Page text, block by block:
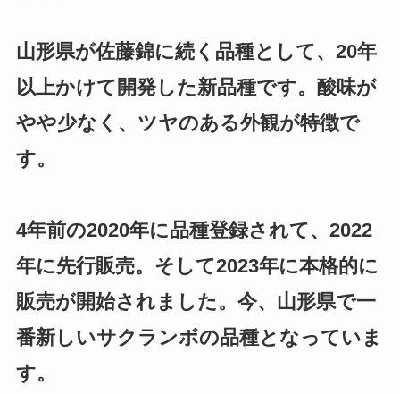
山形県が佐藤錦に続く品種として、20年
以上かけて開発した新品種です。酸味が
やや少なく、ツヤのある外観が特徴で
す。
4年前の2020年に品種登録されて、2022
年に先行販売。そして2023年に本格的に
販売が開始されました。今、山形県で一
番新しいサクランボの品種となっていま
す。